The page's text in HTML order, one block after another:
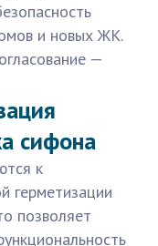
и новых ЖК.
—
сифона
к
герметизации
позволяет